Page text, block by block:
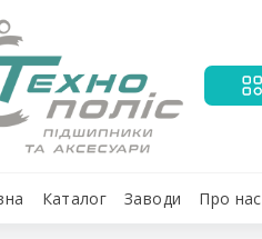
Каталог Заводи Про нас